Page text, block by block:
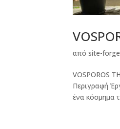
απόsite-forge
VOSPOROS
Περιγραφή
ένα κόσμημα